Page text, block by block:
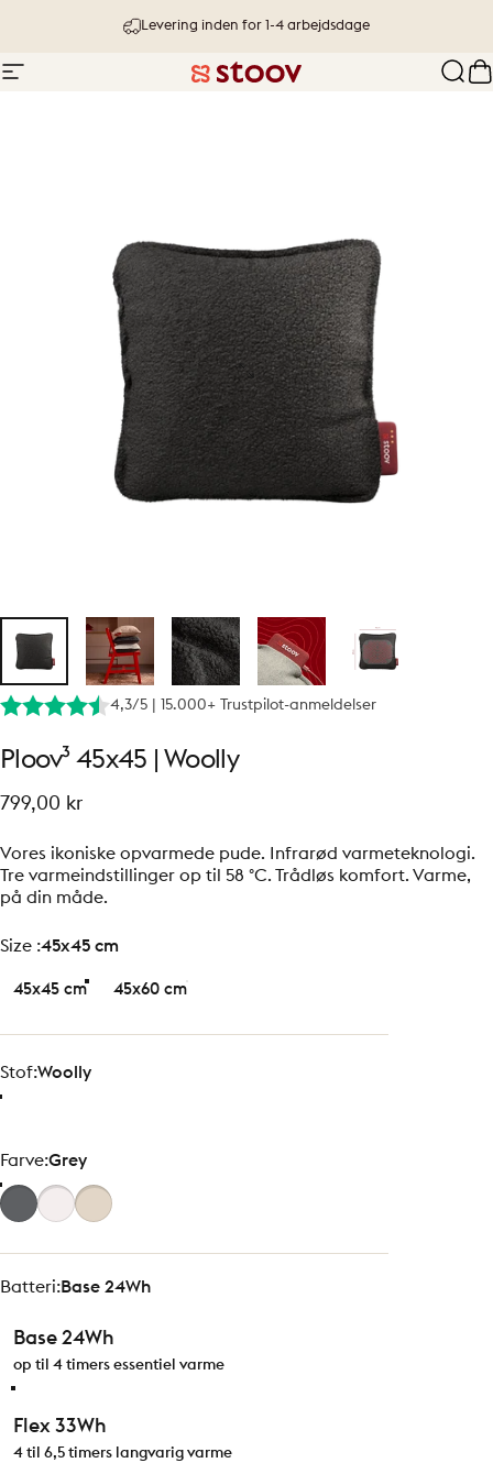
Levering inden for 1-4 arbejdsdage
Navigation Stoov® | Cordless Heated Cushions
fejl
4,3/5 | 15.000+ Trustpilot-anmeldelser
Ploov³ 45x45 Woolly
799,00 kr
Vores ikoniske opvarmede pude. Infrarød varmeteknologi.
Tre varmeindstillinger op til 58 °C. Trådløs komfort. Varme,
på din måde.
size
Size :45x45 cm
45x45 cm 45x60 cm
Stof
Stof:Woolly
Farve
Farve:Grey
Batteri
Batteri:Base 24Wh
Base 24Wh
op til 4 timers essentiel varme
Flex 33Wh
4 til 6,5 timers langvarig varme